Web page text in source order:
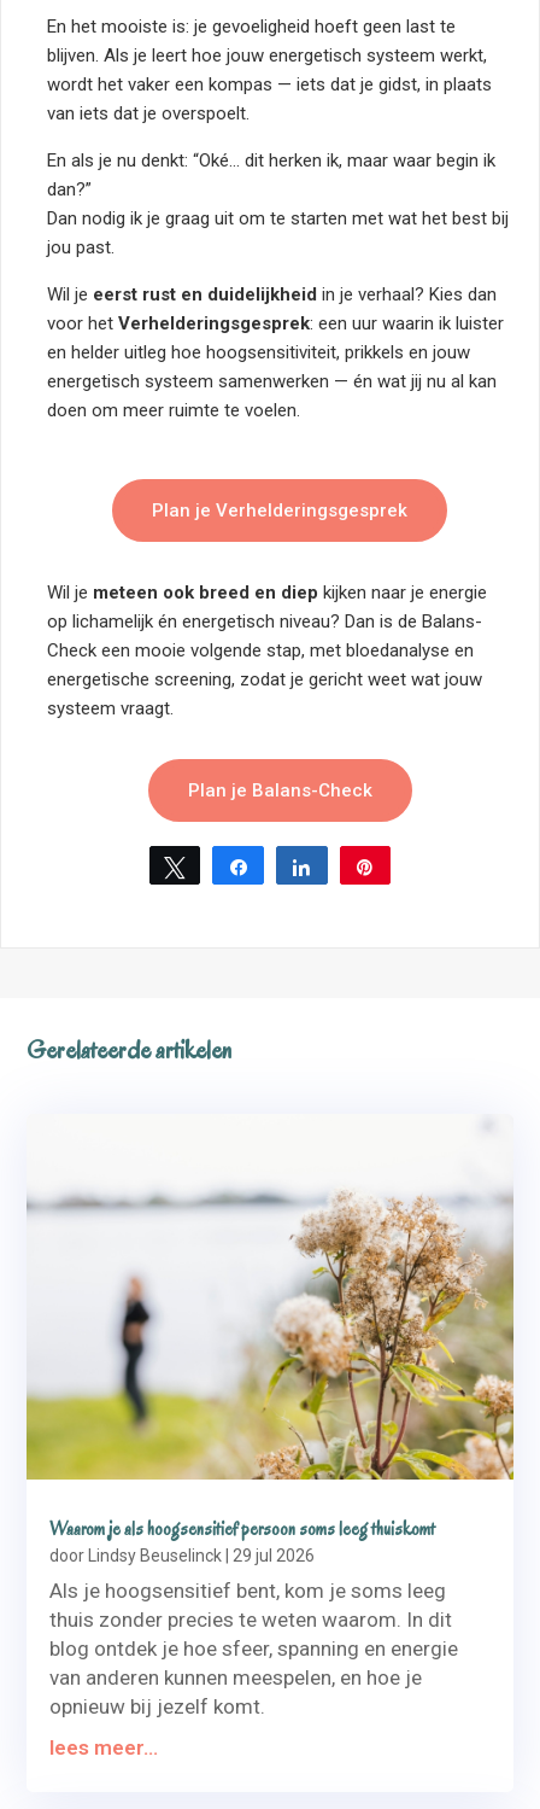
En het mooiste is: je gevoeligheid hoeft geen last te
blijven. Als je leert hoe jouw energetisch systeem werkt,
wordt het vaker een kompas — iets dat je gidst, in plaats
van iets dat je overspoelt.
En als je nu denkt: “Oké… dit herken ik, maar waar begin ik
dan?”
Dan nodig ik je graag uit om te starten met wat het best bij
jou past.
Wil je eerst rust en duidelijkheid in je verhaal? Kies dan
voor hetVerhelderingsgesprek: een uur waarin ik luister
en helder uitleg hoe hoogsensitiviteit, prikkels en jouw
energetisch systeem samenwerken — én wat jij nu al kan
doen om meer ruimte te voelen.
Plan je Verhelderingsgesprek
Wil je meteen ook breed en diep kijken naar je energie
op lichamelijk én energetisch niveau? Dan is de Balans-
Check een mooie volgende stap, met bloedanalyse en
energetische screening, zodat je gericht weet wat jouw
systeem vraagt.
Plan je Balans-Check
Tweet Share Share
Gerelateerde artikelen
Waarom je als hoogsensitief persoon soms leeg thuiskomt
door Lindsy Beuselinck 29 jul 2026
Als je hoogsensitief bent, kom je soms leeg
thuis zonder precies te weten waarom. In dit
blog ontdek je hoe sfeer, spanning en energie
van anderen kunnen meespelen, en hoe je
opnieuw bij jezelf komt.
lees meer...